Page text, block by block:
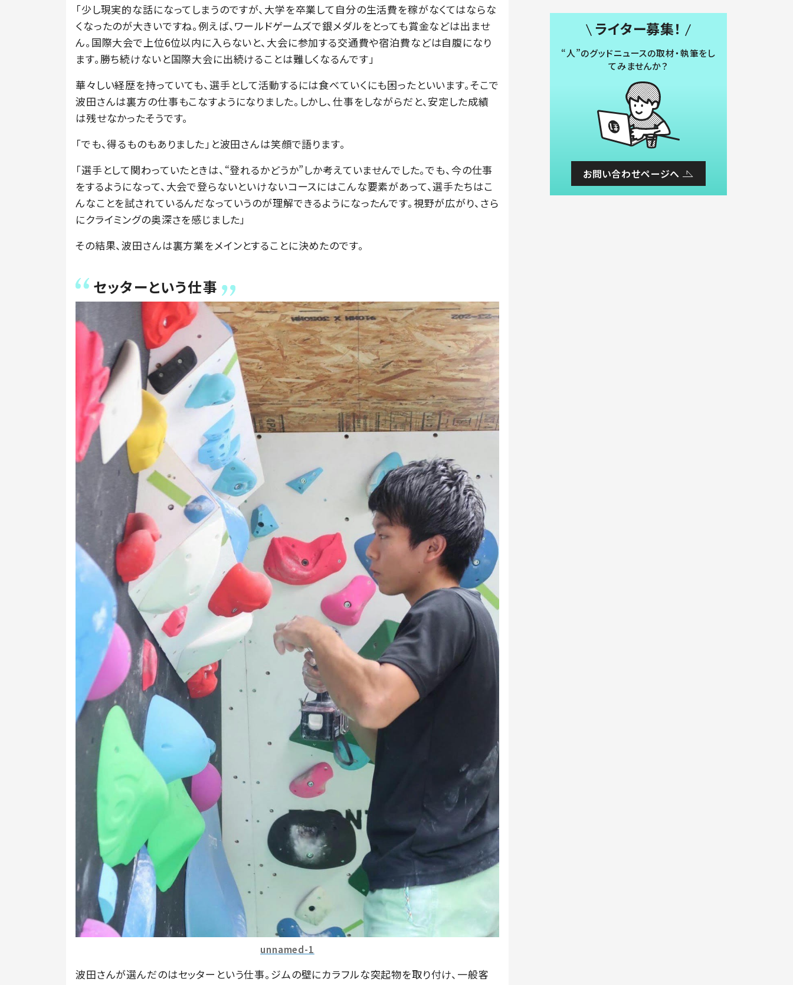
「少し現実的な話になってしまうのですが、大学を卒業して自分の生活費を稼がなくてはならな
くなったのが大きいですね。例えば、ワールドゲームズで銀メダルをとっても賞金などは出ませ
ん。国際大会で上位6位以内に入らないと、大会に参加する交通費や宿泊費などは自腹になり
ます。勝ち続けないと国際大会に出続けることは難しくなるんです」
華々しい経歴を持っていても、選手として活動するには食べていくにも困ったといいます。そこで
波田さんは裏方の仕事もこなすようになりました。しかし、仕事をしながらだと、安定した成績
は残せなかったそうです。
「でも、得るものもありました」と波田さんは笑顔で語ります。
「選手として関わっていたときは、“登れるかどうか”しか考えていませんでした。でも、今の仕事
をするようになって、大会で登らないといけないコースにはこんな要素があって、選手たちはこ
んなことを試されているんだなっていうのが理解できるようになったんです。視野が広がり、さら
にクライミングの奥深さを感じました」
その結果、波田さんは裏方業をメインとすることに決めたのです。
セッターという仕事
unnamed-1
波田さんが選んだのはセッターという仕事。ジムの壁にカラフルな突起物を取り付け、一般客
ライター募集！
“人”のグッドニュースの取材・執筆をし
てみませんか？
お問い合わせページへ